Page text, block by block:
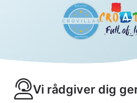
Vi rådgiver dig